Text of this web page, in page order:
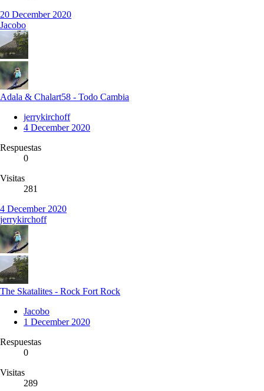
20 December 2020
Jacobo
Adala & Chalart58 - Todo Cambia
jerrykirchoff
4 December 2020
Respuestas
0
Visitas
281
4 December 2020
jerrykirchoff
The Skatalites - Rock Fort Rock
Jacobo
1 December 2020
Respuestas
0
Visitas
289